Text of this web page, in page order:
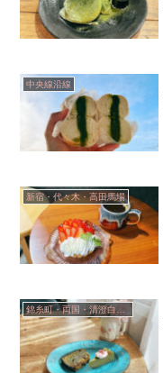
中央線沿線
新宿・代々木・高田馬場
錦糸町・両国・清澄白河・小岩